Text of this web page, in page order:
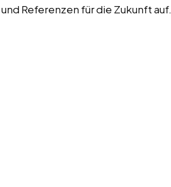
Referenzen für die Zukunft auf.